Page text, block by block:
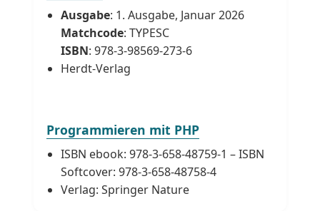
Ausgabe: 1. Ausgabe, Januar 2026
Matchcode: TYPESC
ISBN: 978-3-98569-273-6
Herdt-Verlag
Programmieren mit PHP
ISBN ebook: 978-3-658-48759-1 – ISBN
Softcover: 978-3-658-48758-4
Verlag: Springer Nature